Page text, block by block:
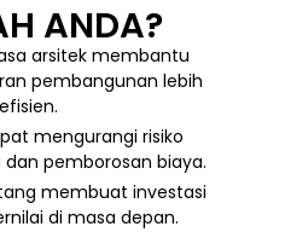
ANDA?
arsitek membantu
pembangunan lebih
efisien.
mengurangi risiko
pemborosan biaya.
membuat investasi
di masa depan.